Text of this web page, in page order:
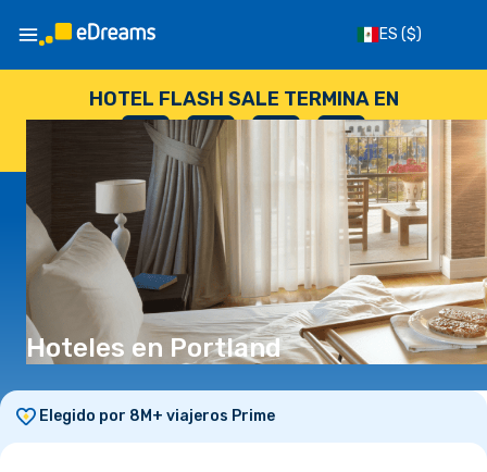
ES ($)
HOTEL FLASH SALE TERMINA EN
--
DÍAS
: --
HORAS
: --
SEGUNDOS
Hoteles en Portland
Elegido por 8M+ viajeros Prime